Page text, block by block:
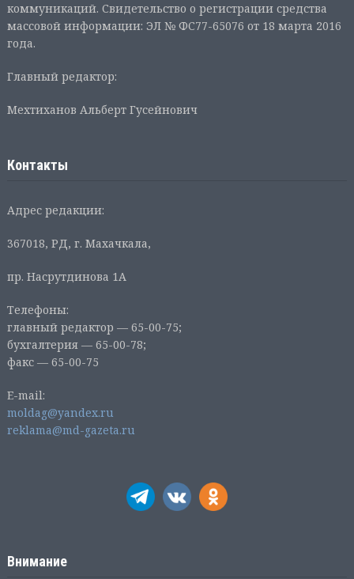
коммуникаций. Свидетельство о регистрации средства
массовой информации: ЭЛ № ФС77-65076 от 18 марта 2016
года.
Главный редактор:
Мехтиханов Альберт Гусейнович
Контакты
Адрес редакции:
367018, РД, г. Махачкала,
пр. Насрутдинова 1А
Телефоны:
главный редактор — 65-00-75;
бухгалтерия — 65-00-78;
факс — 65-00-75
E-mail:
moldag@yandex.ru
reklama@md-gazeta.ru
Внимание